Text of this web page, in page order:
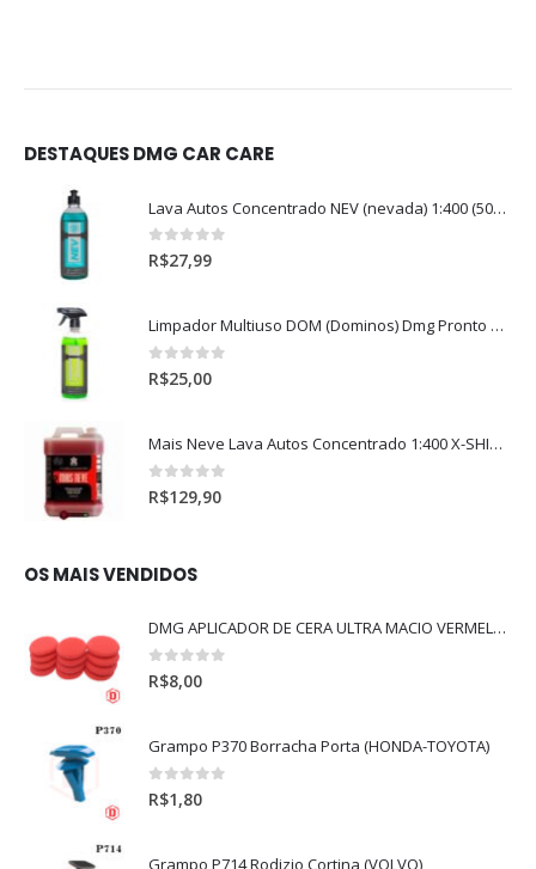
DESTAQUES DMG CAR CARE
Lava Autos Concentrado NEV (nevada) 1:400 (500ml)
0out of 5
R$27,99
Limpador Multiuso DOM (Dominos) Dmg Pronto P/Uso (500ml)
0out of 5
R$25,00
Mais Neve Lava Autos Concentrado 1:400 X-SHINE 5Litros
0out of 5
R$129,90
OS MAIS VENDIDOS
DMG APLICADOR DE CERA ULTRA MACIO VERMELHO l
0out of 5
R$8,00
Grampo P370 Borracha Porta (HONDA-TOYOTA)
0 out of 5
R$1,80
Grampo P714 Rodizio Cortina (VOLVO)